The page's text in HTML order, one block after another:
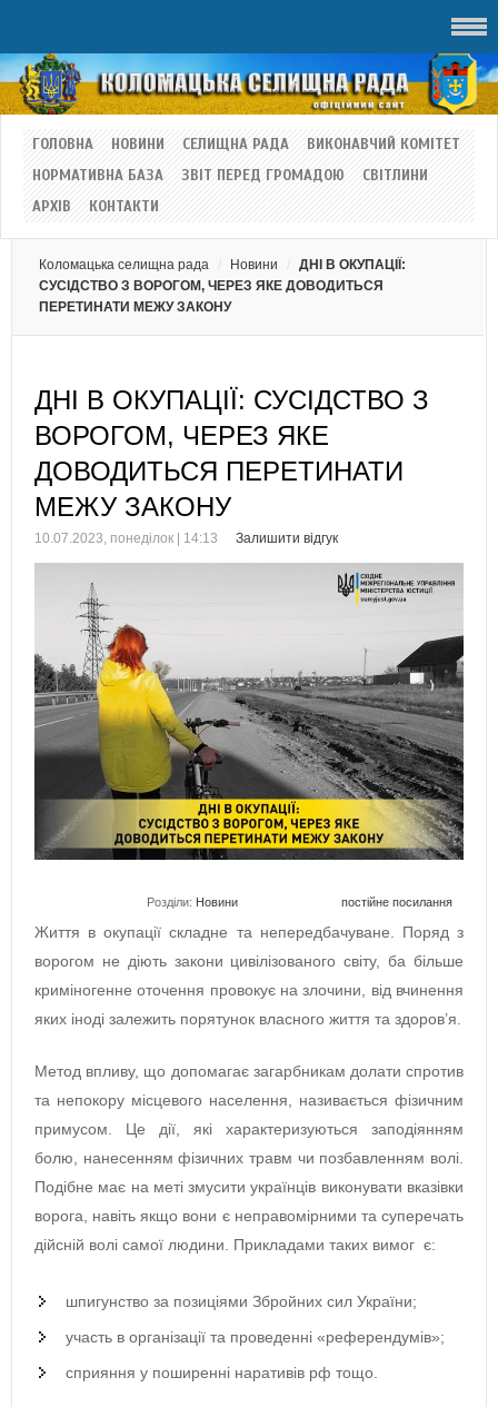
ГОЛОВНА НОВИНИ СЕЛИЩНА РАДА
ВИКОНАВЧИЙ КОМІТЕТ
НОРМАТИВНА БАЗА
ЗВІТ ПЕРЕД ГРОМАДОЮ
СВІТЛИНИ
АРХІВ
КОНТАКТИ
Коломацька селищна рада Новини
ДНІ В ОКУПАЦІЇ:
СУСІДСТВО З ВОРОГОМ, ЧЕРЕЗ ЯКЕ ДОВОДИТЬСЯ
ПЕРЕТИНАТИ МЕЖУ ЗАКОНУ
ДНІ В ОКУПАЦІЇ: СУСІДСТВО З
ВОРОГОМ, ЧЕРЕЗ ЯКЕ
ДОВОДИТЬСЯ ПЕРЕТИНАТИ
МЕЖУ ЗАКОНУ
10.07.2023, понеділок | 14:13 Залишити відгук
Розділи: Новини постійне посилання
Життя в окупації складне та непередбачуване. Поряд з
ворогом не діють закони цивілізованого світу, ба більше
криміногенне оточення провокує на злочини, від вчинення
яких іноді залежить порятунок власного життя та здоров’я.
Метод впливу, що допомагає загарбникам долати спротив
та непокору місцевого населення, називається фізичним
примусом. Це дії, які характеризуються заподіянням
болю, нанесенням фізичних травм чи позбавленням волі.
Подібне має на меті змусити українців виконувати вказівки
ворога, навіть якщо вони є неправомірними та суперечать
дійсній волі самої людини. Прикладами таких вимог є:
шпигунство за позиціями Збройних сил України;
участь в організації та проведенні «референдумів»;
сприяння у поширенні наративів рф тощо.